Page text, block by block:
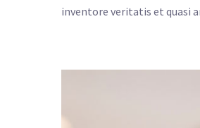
inventore veritatis et quasi